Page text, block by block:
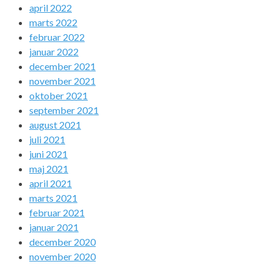
april 2022
marts 2022
februar 2022
januar 2022
december 2021
november 2021
oktober 2021
september 2021
august 2021
juli 2021
juni 2021
maj 2021
april 2021
marts 2021
februar 2021
januar 2021
december 2020
november 2020